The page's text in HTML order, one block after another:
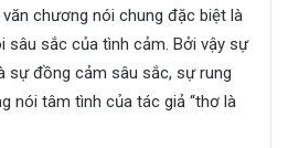
chương nói chung đặc biệt là
sâu sắc của tình cảm. Bởi vậy sự
sự đồng cảm sâu sắc, sự rung
nói tâm tình của tác giả “thơ là